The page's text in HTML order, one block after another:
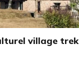
village trek